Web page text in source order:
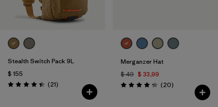
Stealth Switch Pack 9L
$ 155
Valoración: 4.4 / 5
(21Comentarios
)
Merganzer Hat
$ 49 $ 33,99
Valoración: 4.3 / 5
(20Comentarios
)